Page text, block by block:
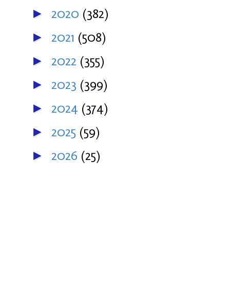
► 2020 (382)
► 2021 (508)
► 2022 (355)
► 2023 (399)
► 2024 (374)
► 2025 (59)
► 2026 (25)